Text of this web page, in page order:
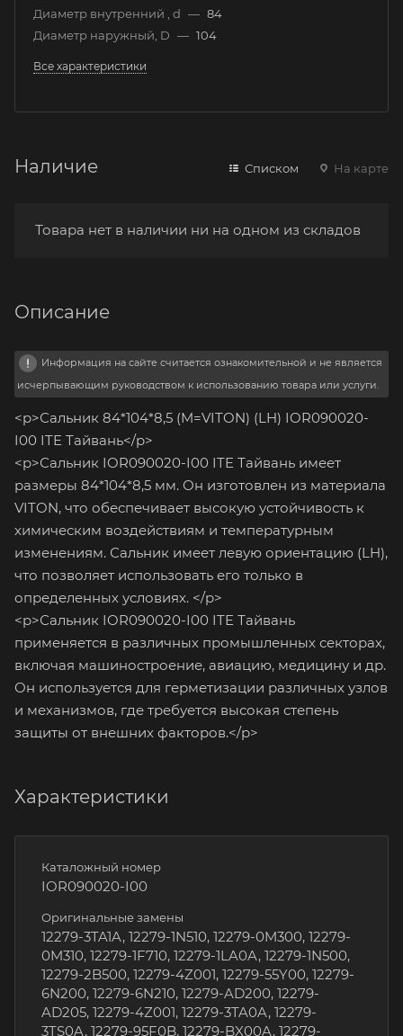
Диаметр внутренний , d — 84
Диаметр наружный, D — 104
Все характеристики
Наличие Списком На карте
Товара нет в наличии ни на одном из складов
Описание
Информация на сайте считается ознакомительной и не является
исчерпывающим руководством к использованию товара или услуги.
<p>Сальник 84*104*8,5 (M=VITON) (LH) IOR090020-
I00 ITE Тайвань</p>
<p>Сальник IOR090020-I00 ITE Тайвань имеет
размеры 84*104*8,5 мм. Он изготовлен из материала
VITON, что обеспечивает высокую устойчивость к
химическим воздействиям и температурным
изменениям. Сальник имеет левую ориентацию (LH),
что позволяет использовать его только в
определенных условиях. </p>
<p>Сальник IOR090020-I00 ITE Тайвань
применяется в различных промышленных секторах,
включая машиностроение, авиацию, медицину и др.
Он используется для герметизации различных узлов
и механизмов, где требуется высокая степень
защиты от внешних факторов.</p>
Характеристики
Каталожный номер
IOR090020-I00
Оригинальные замены
12279-3TA1A, 12279-1N510, 12279-0M300, 12279-
0M310, 12279-1F710, 12279-1LA0A, 12279-1N500,
12279-2B500, 12279-4Z001, 12279-55Y00, 12279-
6N200, 12279-6N210, 12279-AD200, 12279-
AD205, 12279-4Z001, 12279-3TA0A, 12279-
3TS0A, 12279-95F0B, 12279-BX00A, 12279-